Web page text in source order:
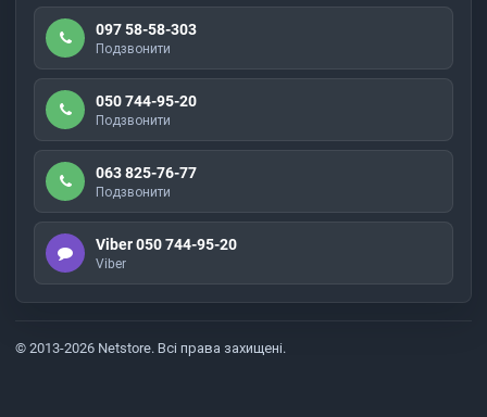
097 58-58-303
Подзвонити
050 744-95-20
Подзвонити
063 825-76-77
Подзвонити
Viber 050 744-95-20
Viber
© 2013-2026 Netstore. Всі права захищені.